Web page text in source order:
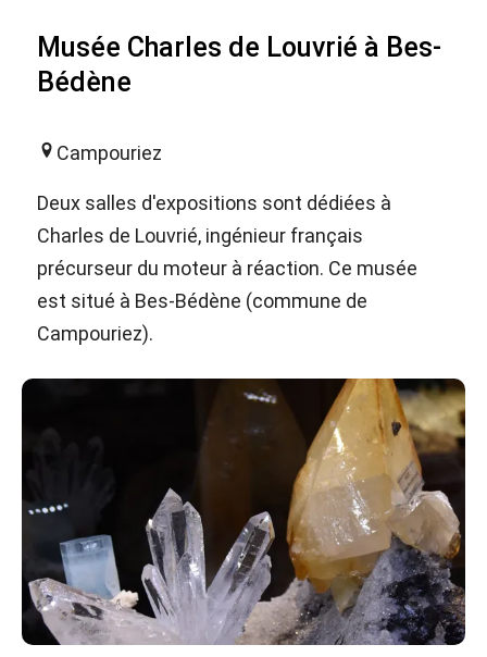
Musée Charles de Louvrié à Bes-
Bédène
Campouriez
Deux salles d'expositions sont dédiées à
Charles de Louvrié, ingénieur français
précurseur du moteur à réaction. Ce musée
est situé à Bes-Bédène (commune de
Campouriez).